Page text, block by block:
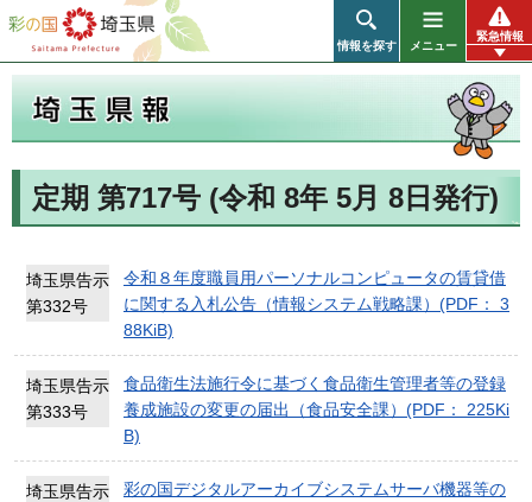
彩の国 埼玉県
情報を探す メニュー
緊急情報
定期 第717号 (令和 8年 5月 8日発行)
埼玉県告示
第332号
令和８年度職員用パーソナルコンピュータの賃貸借
に関する入札公告（情報システム戦略課）(PDF： 3
88KiB)
埼玉県告示
第333号
食品衛生法施行令に基づく食品衛生管理者等の登録
養成施設の変更の届出（食品安全課）(PDF： 225Ki
B)
埼玉県告示
彩の国デジタルアーカイブシステムサーバ機器等の